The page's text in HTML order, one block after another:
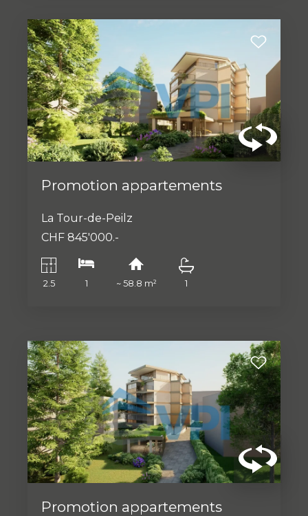
Promotion appartements
La Tour-de-Peilz
CHF 845'000.-
2.5 1 ~ 58.8 m² 1
Promotion appartements